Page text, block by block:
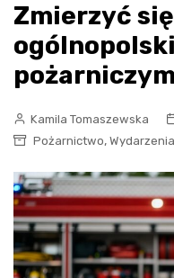
Zmierzyć
Kamila Tomaszewska
Pożarnictwo, Wydarzenia